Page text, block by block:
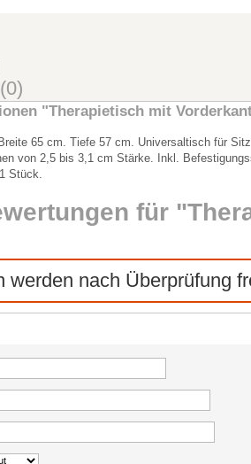
"Therapietisch mit
65 cm. Tiefe 57 cm. Universaltisch für
von 2,5 bis 3,1 cm Stärke. Inkl.
Stück.
für
werden nach Überprüfung